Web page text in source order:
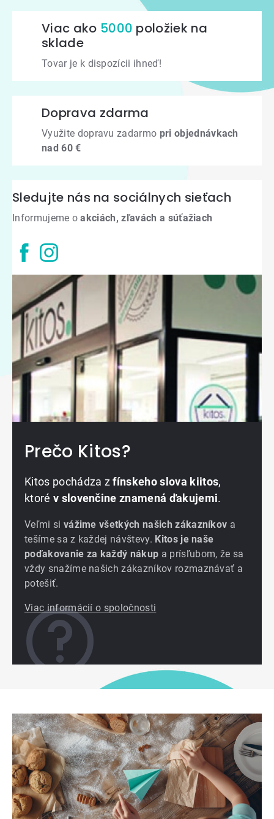
Viac ako 5000 položiek na
sklade
Tovar je k dispozícii ihneď!
Doprava zdarma
Využite dopravu zadarmo pri objednávkach
nad 60 €
Sledujte nás na sociálnych sieťach
Informujeme oakciách, zľavách a súťažiach
Prečo Kitos?
Kitos pochádza zfínskeho slova kiitos,
ktoré v slovenčine znamená ďakujemi.
Veľmi si vážime všetkých našich zákazníkov a
tešíme sa z každej návštevy. Kitos je naše
poďakovanie za každý nákup a prísľubom, že sa
vždy snažíme našich zákazníkov rozmaznávať a
potešiť.
Viac informácií o spoločnosti